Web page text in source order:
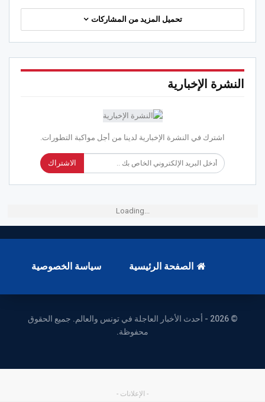
تحميل المزيد من المشاركات
النشرة الإخبارية
اشترك في النشرة الإخبارية لدينا من أجل مواكبة التطورات.
الاشتراك
Loading...
الصفحة الرئيسية سياسة الخصوصية
© 2026 - أحدث الأخبار العاجلة في تونس والعالم. جميع الحقوق
محفوظة.
- الإعلانات -